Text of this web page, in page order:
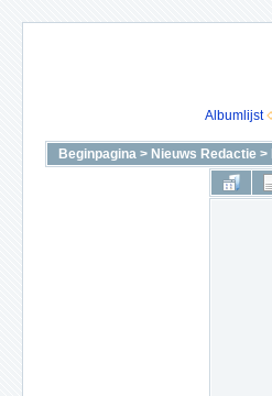
Albumlijst
Beginpagina > Nieuws Redactie >